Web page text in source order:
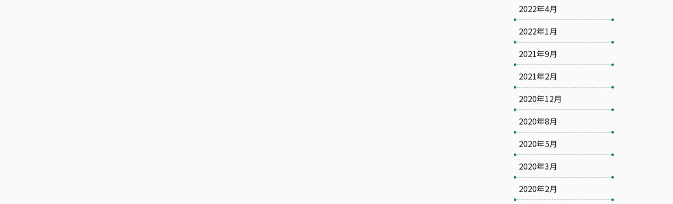
2022年4月
2022年1月
2021年9月
2021年2月
2020年12月
2020年8月
2020年5月
2020年3月
2020年2月